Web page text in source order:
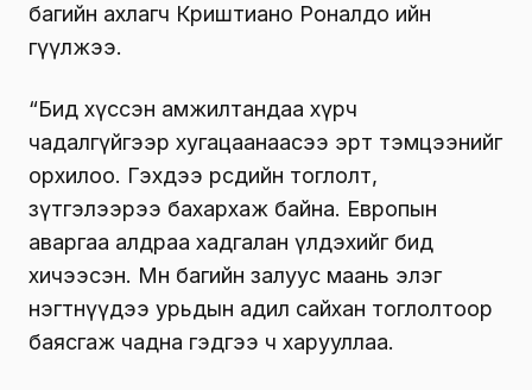
багийн ахлагч Криштиано Роналдо ийн
өгүүлжээ.
“Бид хүссэн амжилтандаа хүрч
чадалгүйгээр хугацаанаасээ эрт тэмцээнийг
орхилоо. Гэхдээ өөрсдийн тоглолт,
зүтгэлээрээ бахархаж байна. Европын
аваргаа алдраа хадгалан үлдэхийг бид
хичээсэн. Мөн багийн залуус маань элэг
нэгтнүүдээ урьдын адил сайхан тоглолтоор
баясгаж чадна гэдгээ ч харууллаа.